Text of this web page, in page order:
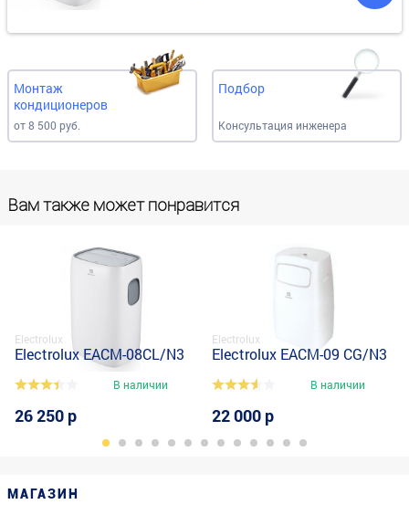
Монтаж
кондиционеров
от 8 500 руб.
Подбор
Консультация инженера
Вам также может понравится
Electrolux
Electrolux EACM-08CL/N3
В наличии
26 250 р
Electrolux
Electrolux EACM-09 CG/N3
В наличии
22 000 р
МАГАЗИН